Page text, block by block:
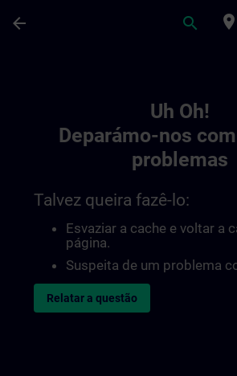
arrow_back search place
Uh Oh!
Deparámo-nos
problemas
Talvez queira fazê-lo:
Esvaziar a cache e voltar a
página.
Suspeita de um problema
Relatar a questão